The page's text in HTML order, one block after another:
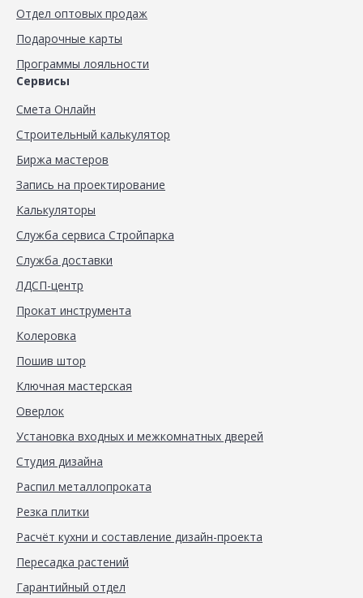
Отдел оптовых продаж
Подарочные карты
Программы лояльности
Сервисы
Смета Онлайн
Строительный калькулятор
Биржа мастеров
Запись на проектирование
Калькуляторы
Служба сервиса Стройпарка
Служба доставки
ЛДСП-центр
Прокат инструмента
Колеровка
Пошив штор
Ключная мастерская
Оверлок
Установка входных и межкомнатных дверей
Студия дизайна
Распил металлопроката
Резка плитки
Расчёт кухни и составление дизайн-проекта
Пересадка растений
Гарантийный отдел